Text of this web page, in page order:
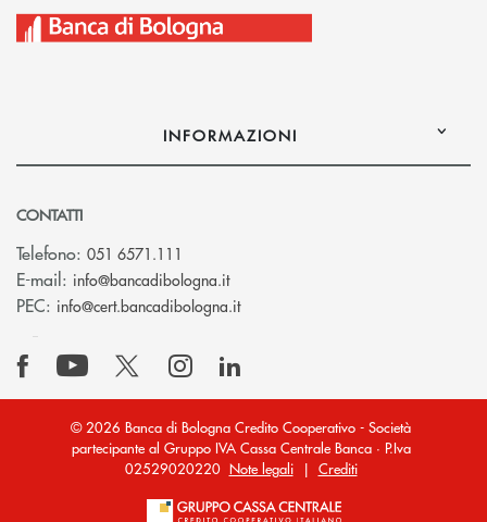
INFORMAZIONI
CONTATTI
Telefono: 051 6571.111
E-mail: info@bancadibologna.it(si apre l’app di posta elettronica)
PEC: info@cert.bancadibologna.it(si apre l’app di posta
© 2026 Banca di Bologna Credito Cooperativo - Società
partecipante al Gruppo IVA Cassa Centrale Banca · P.Iva
02529020220 Note legali| Crediti